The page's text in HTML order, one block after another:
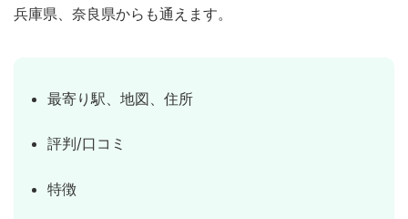
兵庫県、奈良県からも通えます。
最寄り駅、地図、住所
評判/口コミ
特徴